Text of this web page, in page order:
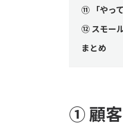
⑪ 「やっ
⑫ スモー
まとめ
① 顧客